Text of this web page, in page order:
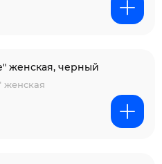
женская, черный
женская